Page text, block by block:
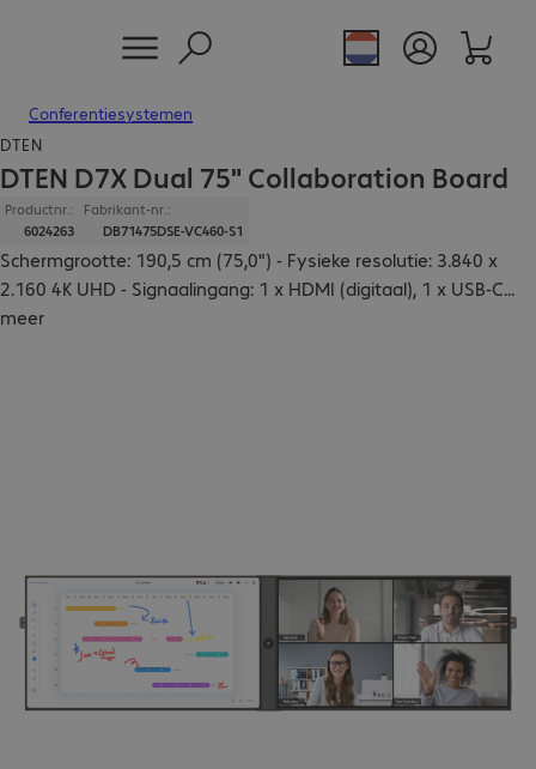
Conferentiesystemen
DTEN
DTEN D7X Dual 75" Collaboration Board
Productnr.:
6024263
Fabrikant-nr.:
DB71475DSE-VC460-S1
Schermgrootte: 190,5 cm (75,0") - Fysieke resolutie: 3.840 x
2.160 4K UHD - Signaalingang: 1 x HDMI (digitaal), 1 x USB-C...
meer